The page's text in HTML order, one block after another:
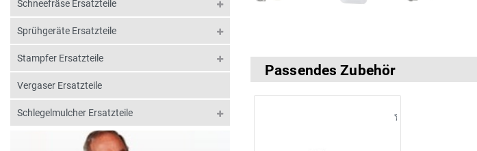
Schneefräse Ersatzteile
Sprühgeräte Ersatzteile
Stampfer Ersatzteile
Vergaser Ersatzteile
Schlegelmulcher Ersatzteile
Passendes Zubehör